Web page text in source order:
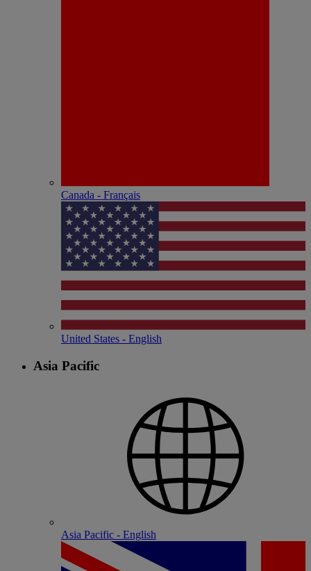
Canada - Français
United States - English
Asia Pacific
Asia Pacific - English